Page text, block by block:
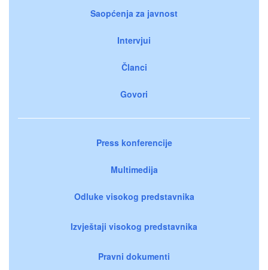
Saopćenja za javnost
Intervjui
Članci
Govori
Press konferencije
Multimedija
Odluke visokog predstavnika
Izvještaji visokog predstavnika
Pravni dokumenti